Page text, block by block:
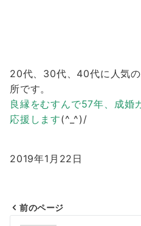
20代、30代、40代に人気
所です。
良縁をむすんで57年、成婚
応援します(^_^)/
2019年1月22日
前のページ